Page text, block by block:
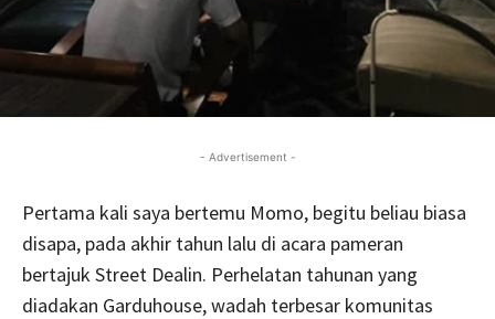
- Advertisement -
Pertama kali saya bertemu Momo, begitu beliau biasa
disapa, pada akhir tahun lalu di acara pameran
bertajuk Street Dealin. Perhelatan tahunan yang
diadakan Garduhouse, wadah terbesar komunitas